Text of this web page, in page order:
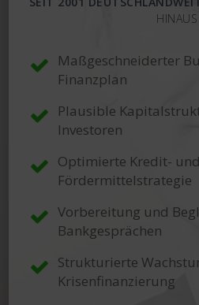
HINAUS
Maßgeschneiderter
Finanzplan
Plausible
Investoren
Optimierte Kredit- und
Fördermittelstrategie
Vorbereitung und
Bankgesprächen
Strukturierte
Krisenfinanzierung